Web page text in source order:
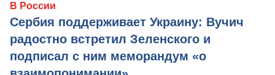
В России
Сербия поддерживает Украину: Вучич
радостно встретил Зеленского и
подписал с ним меморандум «о